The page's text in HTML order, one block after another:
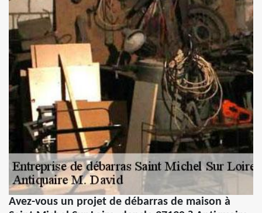
Avez-vous un projet de débarras de maison à